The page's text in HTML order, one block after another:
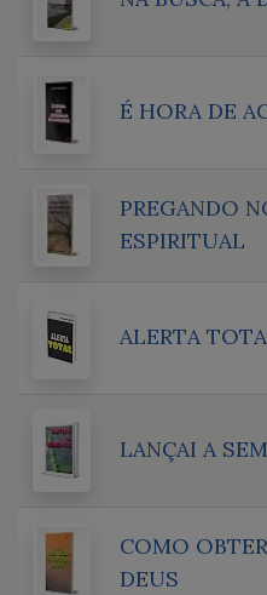
É HORA DE
PREGANDO
ESPIRITUAL
ALERTA
LANÇAI A
COMO
DEUS